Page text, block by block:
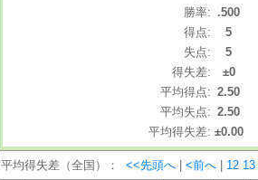
勝率: .500
得点:
5
失点:
5
得失差:
±0
平均得点: 2.50
平均失点: 2.50
平均得失差: ±0.00
平均得失差（全国）： <<先頭へ <前へ 12 13